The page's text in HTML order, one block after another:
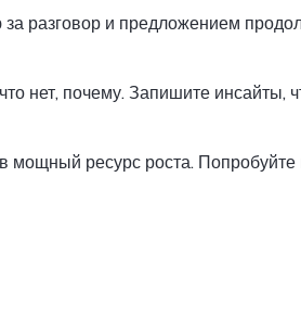
разговор и предложением
нет, почему. Запишите инсайты,
мощный ресурс роста.